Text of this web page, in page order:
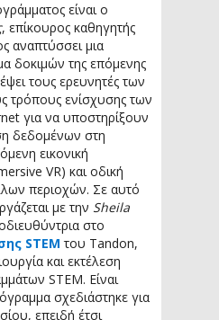
είναι ο
, επίκουρος καθηγητής
αναπτύσσει μια
δοκιμών της επόμενης
τους ερευνητές των
τρόπους ενίσχυσης των
για να υποστηρίξουν
δεδομένων στη
εικονική
VR) και οδική
περιοχών. Σε αυτό
με την Sheila
στο
STEM του Tandon,
και εκτέλεση
STEM. Είναι
σχεδιάστηκε για
επειδή έτσι